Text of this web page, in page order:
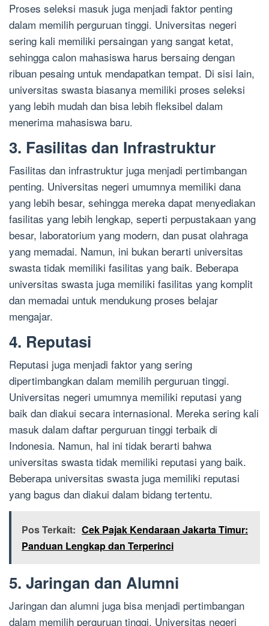
Proses seleksi masuk juga menjadi faktor penting
dalam memilih perguruan tinggi. Universitas negeri
sering kali memiliki persaingan yang sangat ketat,
sehingga calon mahasiswa harus bersaing dengan
ribuan pesaing untuk mendapatkan tempat. Di sisi lain,
universitas swasta biasanya memiliki proses seleksi
yang lebih mudah dan bisa lebih fleksibel dalam
menerima mahasiswa baru.
3. Fasilitas dan Infrastruktur
Fasilitas dan infrastruktur juga menjadi pertimbangan
penting. Universitas negeri umumnya memiliki dana
yang lebih besar, sehingga mereka dapat menyediakan
fasilitas yang lebih lengkap, seperti perpustakaan yang
besar, laboratorium yang modern, dan pusat olahraga
yang memadai. Namun, ini bukan berarti universitas
swasta tidak memiliki fasilitas yang baik. Beberapa
universitas swasta juga memiliki fasilitas yang komplit
dan memadai untuk mendukung proses belajar
mengajar.
4. Reputasi
Reputasi juga menjadi faktor yang sering
dipertimbangkan dalam memilih perguruan tinggi.
Universitas negeri umumnya memiliki reputasi yang
baik dan diakui secara internasional. Mereka sering kali
masuk dalam daftar perguruan tinggi terbaik di
Indonesia. Namun, hal ini tidak berarti bahwa
universitas swasta tidak memiliki reputasi yang baik.
Beberapa universitas swasta juga memiliki reputasi
yang bagus dan diakui dalam bidang tertentu.
Pos Terkait: Cek Pajak Kendaraan Jakarta Timur:
Panduan Lengkap dan Terperinci
5. Jaringan dan Alumni
Jaringan dan alumni juga bisa menjadi pertimbangan
dalam memilih perguruan tinggi. Universitas negeri